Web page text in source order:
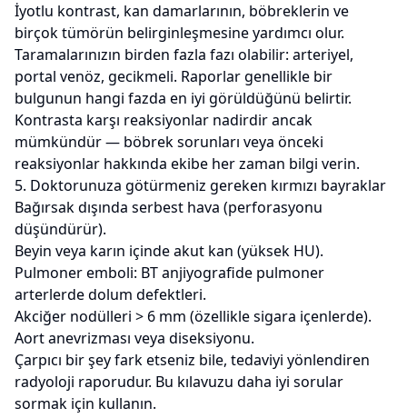
İyotlu kontrast, kan damarlarının, böbreklerin ve
birçok tümörün belirginleşmesine yardımcı olur.
Taramalarınızın birden fazla fazı olabilir: arteriyel,
portal venöz, gecikmeli. Raporlar genellikle bir
bulgunun hangi fazda en iyi görüldüğünü belirtir.
Kontrasta karşı reaksiyonlar nadirdir ancak
mümkündür — böbrek sorunları veya önceki
reaksiyonlar hakkında ekibe her zaman bilgi verin.
5. Doktorunuza götürmeniz gereken kırmızı bayraklar
Bağırsak dışında serbest hava (perforasyonu
düşündürür).
Beyin veya karın içinde akut kan (yüksek HU).
Pulmoner emboli: BT anjiyografide pulmoner
arterlerde dolum defektleri.
Akciğer nodülleri > 6 mm (özellikle sigara içenlerde).
Aort anevrizması veya diseksiyonu.
Çarpıcı bir şey fark etseniz bile, tedaviyi yönlendiren
radyoloji raporudur. Bu kılavuzu daha iyi sorular
sormak için kullanın.